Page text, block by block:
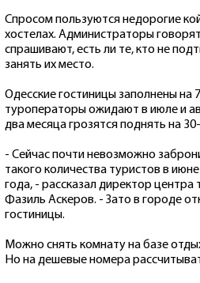
Спросом пользуются недорогие
хостелах. Администраторы
спрашивают, есть ли те, кто не
занять их место.
Одесские гостиницы заполнены на
туроператоры ожидают в июле и
два месяца грозятся поднять на
- Сейчас почти невозможно
такого количества туристов в
года, - рассказал директор
Фазиль Аскеров. - Зато в городе
гостиницы.
Можно снять комнату на базе
Но на дешевые номера